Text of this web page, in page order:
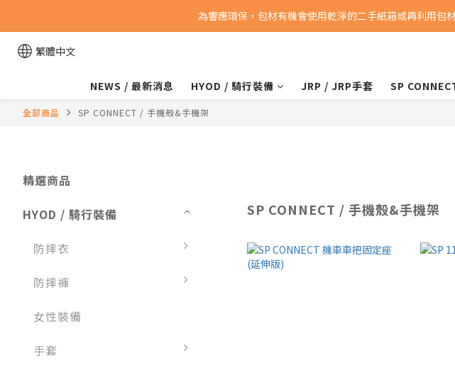
消費
為響應環保，包材有機會使用乾淨的二手紙箱或再利用包
繁體中文
NEWS / 最新消息 HYOD / 騎行裝備 JRP / JRP手套 SP
全部商品 SP CONNECT / 手機殼&手機架
精選商品
HYOD / 騎行裝備
防摔衣
防摔褲
女性裝備
手套
SP CONNECT / 手機殼&手機架